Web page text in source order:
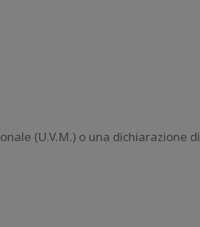
(U.V.M.) o una dichiarazione